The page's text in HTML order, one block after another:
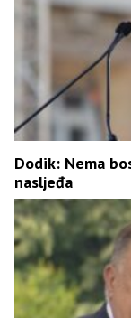
Dodik: Nema
nasljeđa